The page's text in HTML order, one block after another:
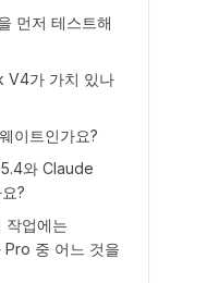
먼저 테스트해
V4가 가치 있나
이트인가요?
와 Claude
?
작업에는
중 어느 것을